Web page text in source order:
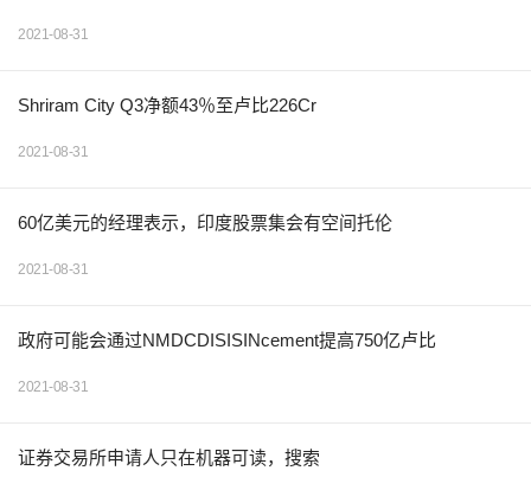
2021-08-31
Shriram City Q3净额43％至卢比226Cr
2021-08-31
60亿美元的经理表示，印度股票集会有空间托伦
2021-08-31
政府可能会通过NMDCDISISINcement提高750亿卢比
2021-08-31
证券交易所申请人只在机器可读，搜索